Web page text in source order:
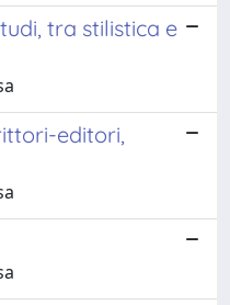
tra stilistica e
editori,